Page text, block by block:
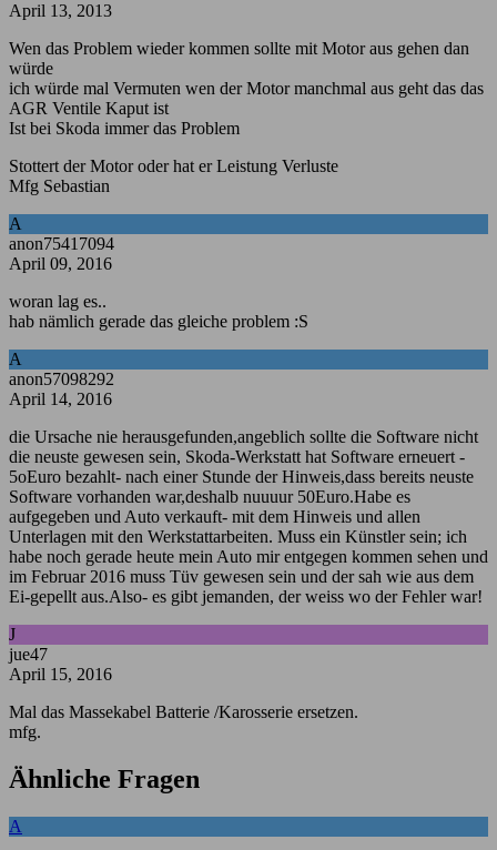
April 13, 2013
Wen das Problem wieder kommen sollte mit Motor aus gehen dan
würde
ich würde mal Vermuten wen der Motor manchmal aus geht das das
AGR Ventile Kaput ist
Ist bei Skoda immer das Problem
Stottert der Motor oder hat er Leistung Verluste
Mfg Sebastian
A
anon75417094
April 09, 2016
woran lag es..
hab nämlich gerade das gleiche problem :S
A
anon57098292
April 14, 2016
die Ursache nie herausgefunden,angeblich sollte die Software nicht
die neuste gewesen sein, Skoda-Werkstatt hat Software erneuert -
5oEuro bezahlt- nach einer Stunde der Hinweis,dass bereits neuste
Software vorhanden war,deshalb nuuuur 50Euro.Habe es
aufgegeben und Auto verkauft- mit dem Hinweis und allen
Unterlagen mit den Werkstattarbeiten. Muss ein Künstler sein; ich
habe noch gerade heute mein Auto mir entgegen kommen sehen und
im Februar 2016 muss Tüv gewesen sein und der sah wie aus dem
Ei-gepellt aus.Also- es gibt jemanden, der weiss wo der Fehler war!
J
jue47
April 15, 2016
Mal das Massekabel Batterie /Karosserie ersetzen.
mfg.
Ähnliche Fragen
A